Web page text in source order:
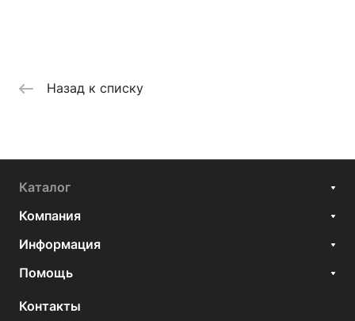
Назад к списку
Каталог
Компания
Информация
Помощь
Контакты